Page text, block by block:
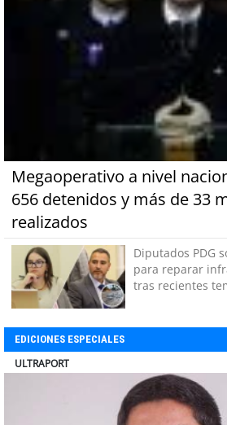
Megaoperativo a nivel
656 detenidos y más de 33
realizados
Diputados PDG
para reparar
tras recientes
EDICIONES ESPECIALES
BANCO DE CHILE